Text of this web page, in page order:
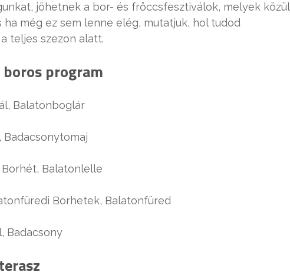
jöhetnek a bor- és fröccsfesztiválok, melyek közül
még ez sem lenne elég, mutatjuk, hol tudod
teljes szezon alatt.
program
Balatonboglár
Badacsonytomaj
Borhét, Balatonlelle
Borhetek, Balatonfüred
Badacsony